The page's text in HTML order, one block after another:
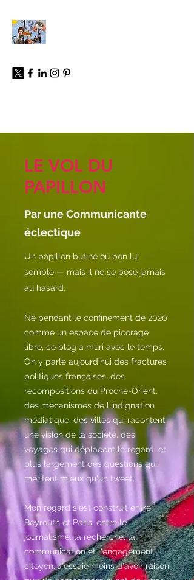
LE VOL DU
PAPILLON
Par une Communicante
éclectique
Un papillon butine où bon lui
semble — mais il ne se pose jamais
au hasard.
Né pendant le confinement de 2020
comme un espace de picorage
libre, ce blog a mûri avec le temps.
On y parle aujourd'hui des fractures
politiques françaises, des
recompositions du Proche-Orient,
des mécanismes de l'indignation
médiatique, des villes qui racontent
une vision de la société, des
voyages qui déplacent le regard, et
plus largement des questions qui
méritent mieux qu'un tweet.
Mon regard s'est construit entre
Beyrouth et Paris, entre le
journalisme, la recherche, la
communication et l'engagement
citoyen. J'essaie moins d'avoir raison